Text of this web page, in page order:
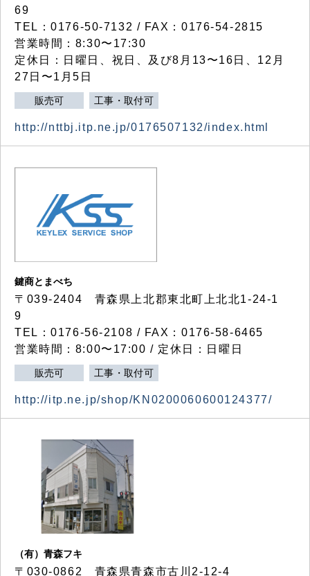
69
TEL：0176-50-7132 / FAX：0176-54-2815
営業時間：8:30〜17:30
定休日：日曜日、祝日、及び8月13〜16日、12月
27日〜1月5日
販売可 工事・取付可
http://nttbj.itp.ne.jp/0176507132/index.html
鍵商とまべち
〒039-2404 青森県上北郡東北町上北北1-24-1
9
TEL：0176-56-2108 / FAX：0176-58-6465
営業時間：8:00〜17:00 / 定休日：日曜日
販売可 工事・取付可
http://itp.ne.jp/shop/KN0200060600124377/
（有）青森フキ
〒030-0862 青森県青森市古川2-12-4